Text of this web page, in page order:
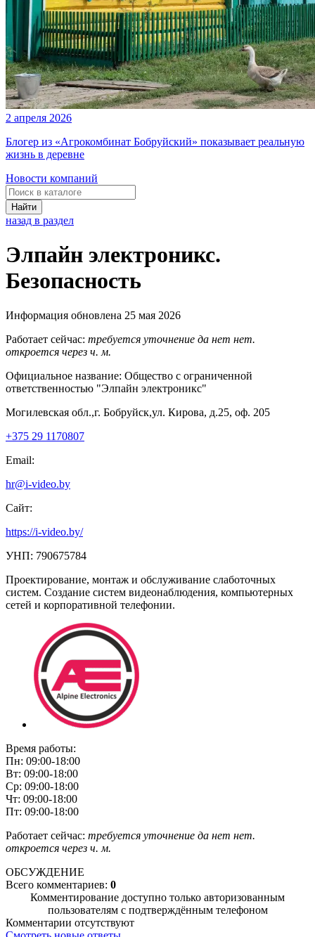
2 апреля 2026
Блогер из «Агрокомбинат Бобруйский» показывает реальную
жизнь в деревне
Новости компаний
Найти
назад в раздел
Элпайн электроникс.
Безопасность
Информация обновлена 25 мая 2026
Работает сейчас: требуется уточнение да нет нет.
откроется через ч. м.
Официальное название: Общество с ограниченной
ответственностью "Элпайн электроникс"
Могилевская обл.,г. Бобруйск,ул. Кирова, д.25, оф. 205
+375 29 1170807
Email:
hr@i-video.by
Сайт:
https://i-video.by/
УНП: 790675784
Проектирование, монтаж и обслуживание слаботочных
систем. Создание систем видеонаблюдения, компьютерных
сетей и корпоративной телефонии.
Время работы:
Пн: 09:00-18:00
Вт: 09:00-18:00
Ср: 09:00-18:00
Чт: 09:00-18:00
Пт: 09:00-18:00
Работает сейчас: требуется уточнение да нет нет.
откроется через ч. м.
ОБСУЖДЕНИЕ
Всего комментариев: 0
Комментирование доступно только авторизованным
пользователям с подтверждённым телефоном
Комментарии отсутствуют